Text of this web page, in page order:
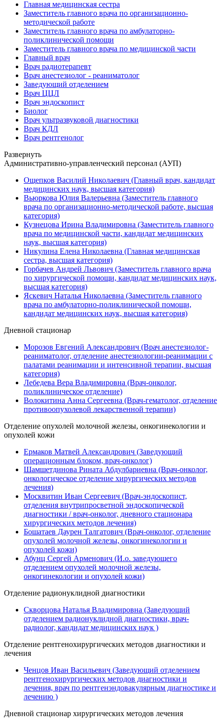
Главная медицинская сестра
Заместитель главного врача по организационно-
методической работе
Заместитель главного врача по амбулаторно-
поликлинической помощи
Заместитель главного врача по медицинской части
Главный врач
Врач радиотерапевт
Врач анестезиолог - реаниматолог
Заведующий отделением
Врач ЦЦЛ
Врач эндоскопист
Биолог
Врач ультразвуковой диагностики
Врач КДЛ
Врач рентгенолог
Развернуть
Административно-управленческий персонал (АУП)
Ощепков Василий Николаевич (Главный врач, кандидат
медицинских наук, высшая категория)
Вьюркова Юлия Валерьевна (Заместитель главного
врача по организационно-методической работе, высшая
категория)
Кузнецова Ирина Владимировна (Заместитель главного
врача по медицинской части, кандидат медицинских
наук, высшая категория)
Никулина Елена Николаевна (Главная медицинская
сестра, высшая категория)
Горбачев Андрей Львович (Заместитель главного врача
по хирургической помощи, кандидат медицинских наук,
высшая категория)
Яскевич Наталья Николаевна (Заместитель главного
врача по амбулаторно-поликлинической помощи,
кандидат медицинских наук, высшая категория)
Дневной стационар
Морозов Евгений Александрович (Врач анестезиолог-
реаниматолог, отделение анестезиологии-реанимации с
палатами реанимации и интенсивной терапии, высшая
категория)
Лебедева Вера Владимировна (Врач-онколог,
поликлиническое отделение)
Волокитина Анна Сергеевна (Врач-гематолог, отделение
противоопухолевой лекарственной терапии)
Отделение опухолей молочной железы, онкогинекологии и
опухолей кожи
Ермаков Матвей Александрович (Заведующий
операционным блоком, врач-онколог)
Шамшетдинова Рината Абдулбариевна (Врач-онколог,
онкологическое отделение хирургических методов
лечения)
Москвитин Иван Сергеевич (Врач-эндоскопист,
отделения внутрипросветной эндоскопической
диагностики / врач-онколог, дневного стационара
хирургических методов лечения)
Бошатаев Даурен Талгатович (Врач-онколог, отделение
опухолей молочной железы, онкогинекологии и
опухолей кожи)
Абунц Сергей Арменович (И.о. заведующего
отделением опухолей молочной железы,
онкогинекологии и опухолей кожи)
Отделение радионуклидной диагностики
Скворцова Наталья Владимировна (Заведующий
отделением радионуклидной диагностики, врач-
радиолог, кандидат медицинских наук )
Отделение рентгенохирургических методов диагностики и
лечения
Ченцов Иван Васильевич (Заведующий отделением
рентгенохирургических методов диагностики и
лечения, врач по рентгенэндовакулярным диагностике и
лечению )
Дневной стационар хирургических методов лечения